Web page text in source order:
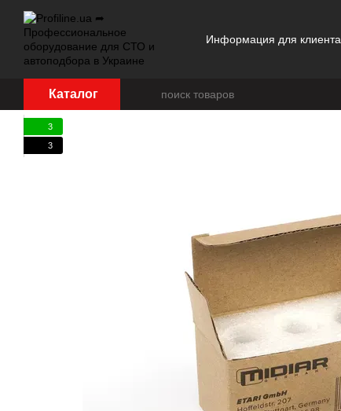
Перейти к основному контенту
Информация для клиента
Каталог
3
3